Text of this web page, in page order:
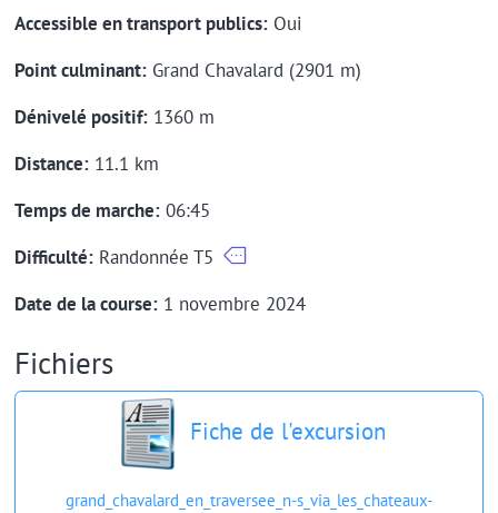
Accessible en transport publics:Oui
Point culminant:Grand Chavalard (2901 m)
Dénivelé positif:1360 m
Distance:11.1 km
Temps de marche:06:45
Difficulté:Randonnée T5
Date de la course:1 novembre 2024
Fichiers
Fiche de l'excursion
grand_chavalard_en_traversee_n-s_via_les_chateaux-